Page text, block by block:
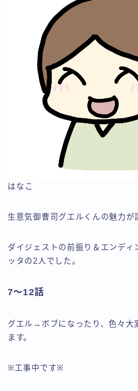
はなこ
生意気御曹司グエルくんの魅力が
ダイジェストの前振り＆エンディ
ッタの2人でした。
7～12話
グエル→ボブになったり、色々大
ます。
※工事中です※